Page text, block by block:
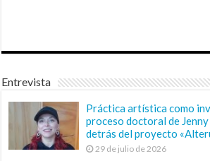
Entrevista
Práctica artística como
proceso doctoral de
detrás del proyecto
29 de julio de 2026